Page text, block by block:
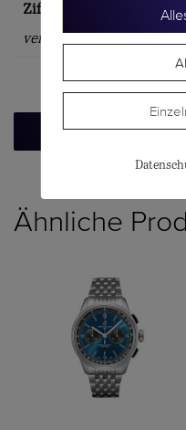
Zifferblattindex
verschiedene
Zurück zur Übersicht
Ähnliche